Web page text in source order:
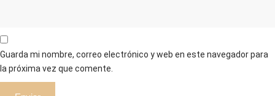
Guarda mi nombre, correo electrónico y web en este navegador para
la próxima vez que comente.